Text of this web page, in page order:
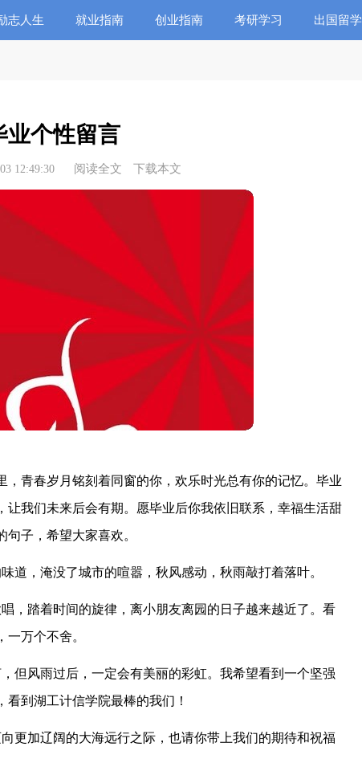
志人生 就业指南 创业指南 考研学习 出国留学
业个性留言
12:49:30 阅读全文 下载本文
，青春岁月铭刻着同窗的你，欢乐时光总有你的记忆。毕业
让我们未来后会有期。愿毕业后你我依旧联系，幸福生活甜
子，希望大家喜欢。
道，淹没了城市的喧嚣，秋风感动，秋雨敲打着落叶。
，踏着时间的旋律，离小朋友离园的日子越来越近了。看
万个不舍。
但风雨过后，一定会有美丽的彩虹。我希望看到一个坚强
到湖工计信学院最棒的我们！
更加辽阔的大海远行之际，也请你带上我们的期待和祝福